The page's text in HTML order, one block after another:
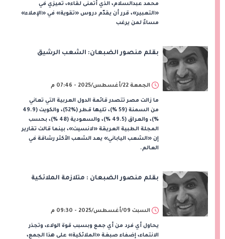
محمد عبدالسلام، الذي أتمنى لقاءه، تميزي في
«التعبير»، قرر أن يقدّم دروس «تقوية» في «الإملاء»
مساءً لمن يرغب
بقلم منصور الضبعان: الشعب الرشيق
الجمعة 22/أغسطس/2025 - 07:46 م
ما زالت مصر تتصدر قائمة الدول العربية التي تعاني
من السمنة (59 %)، تليها قطر (%52)، والكويت (49.9
%)، والعراق (49.5 %)، والسعودية (48 %)، بحسب
المجلة الطبية العريقة «لانسيت»، بينما قالت تقارير
إن «الشعب الياباني» يعد الشعب الأكثر رشاقة في
العالم.
بقلم منصور الضبعان : متلازمة الملائكية
السبت 09/أغسطس/2025 - 09:30 م
يحاول أي فرد من أي جمع وبسبب قوة الولاء، وتجذر
الانتماء، إضفاء صبغة «الملائكية» على هذا الجمع،